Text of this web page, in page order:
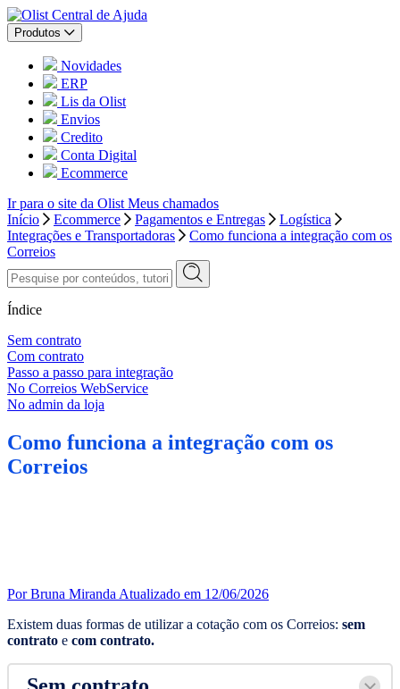
Central de Ajuda
Produtos
Novidades
ERP
Lis da Olist
Envios
Credito
Conta Digital
Ecommerce
Ir para o site da Olist Meus chamados
Início
Ecommerce Pagamentos e Entregas
Logística
Integrações e Transportadoras
Como funciona a integração com os
Correios
Índice
Sem contrato
Com contrato
Passo a passo para integração
No Correios WebService
No admin da loja
Como funciona a integração com os
Correios
Por Bruna Miranda Atualizado em 12/06/2026
Existem duas formas de utilizar a cotação com os Correios: sem
contrato e com contrato.